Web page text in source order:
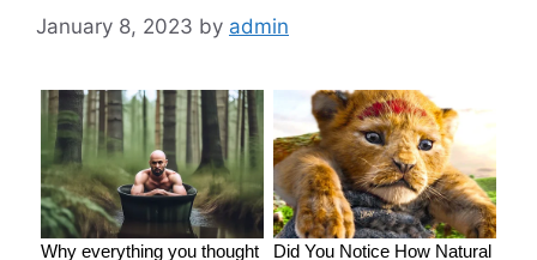
January 8, 2023 by admin